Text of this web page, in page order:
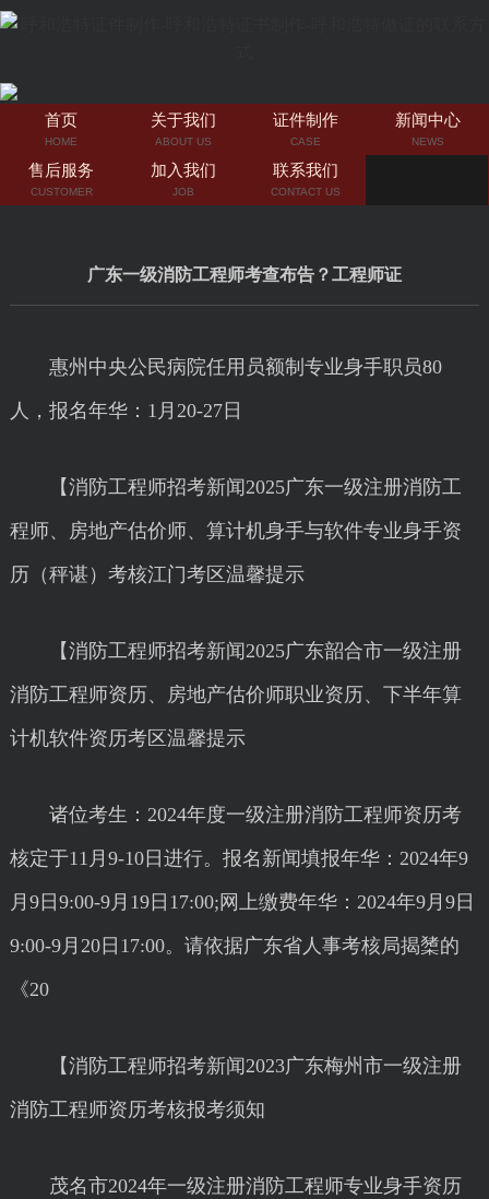
首页
HOME
关于我们
ABOUT US
证件制作
CASE
新闻中心
NEWS
售后服务
CUSTOMER
加入我们
JOB
联系我们
CONTACT US
广东一级消防工程师考查布告？工程师证
惠州中央公民病院任用员额制专业身手职员80
人，报名年华：1月20-27日
【消防工程师招考新闻2025广东一级注册消防工
程师、房地产估价师、算计机身手与软件专业身手资
历（秤谌）考核江门考区温馨提示
【消防工程师招考新闻2025广东韶合市一级注册
消防工程师资历、房地产估价师职业资历、下半年算
计机软件资历考区温馨提示
诸位考生：2024年度一级注册消防工程师资历考
核定于11月9-10日进行。报名新闻填报年华：2024年9
月9日9:00-9月19日17:00;网上缴费年华：2024年9月9日
9:00-9月20日17:00。请依据广东省人事考核局揭橥的
《20
【消防工程师招考新闻2023广东梅州市一级注册
消防工程师资历考核报考须知
茂名市2024年一级注册消防工程师专业身手资历